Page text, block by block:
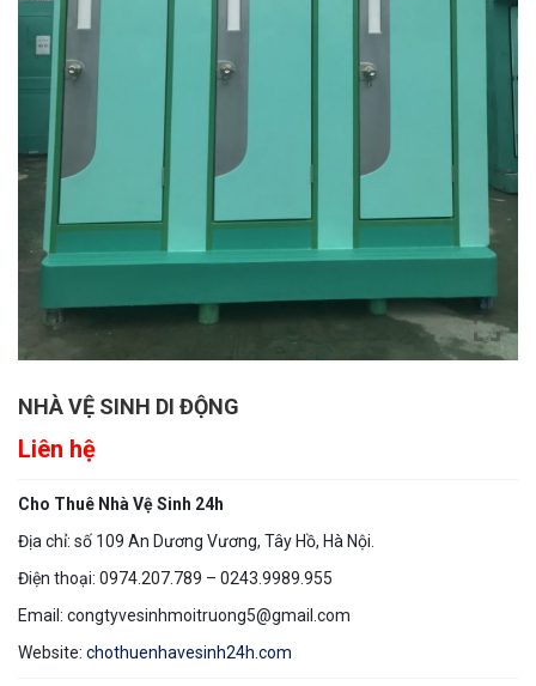
NHÀ VỆ SINH DI ĐỘNG
Liên hệ
Cho Thuê Nhà Vệ Sinh 24h
Địa chỉ: số 109 An Dương Vương, Tây Hồ, Hà Nội.
Điện thoại: 0974.207.789 – 0243.9989.955
Email: congtyvesinhmoitruong5@gmail.com
Website: chothuenhavesinh24h.com